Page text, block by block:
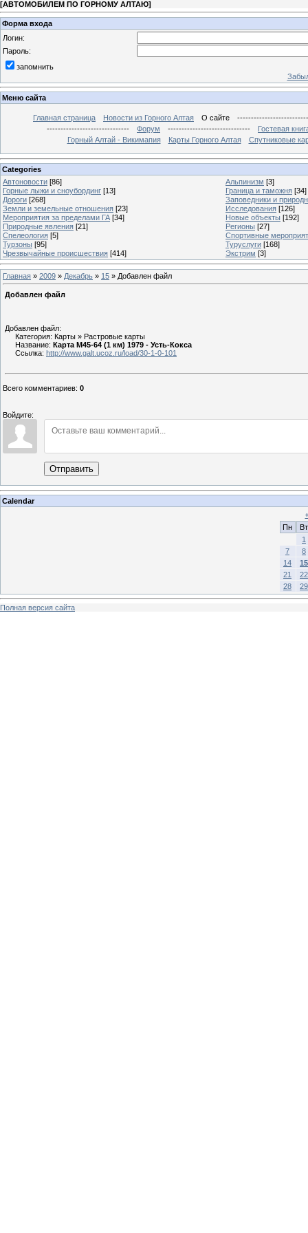
[АВТОМОБИЛЕМ ПО ГОРНОМУ АЛТАЮ]
Форма входа
Логин:
Пароль:
запомнить
Меню сайта
Главная страница Новости из Горного Алтая О сайте
------------------------------
Форум ------------------------------
Гостевая
Горный Алтай - Викимапия
Карты Горного Алтая Спутниковые
Categories
Автоновости [86] Альпинизм [3]
Горные лыжи и сноубординг [13] Граница и таможня [34]
Дороги [268]
Заповедники и
Земли и земельные отношения [23] Исследования [126]
Мероприятия за пределами ГА [34] Новые объекты [192]
Природные явления [21] Регионы [27]
Спелеология [5]
Спортивные
Турзоны [95] Туруслуги [168]
Чрезвычайные происшествия [414] Экстрим [3]
Главная » 2009 » Декабрь » 15 » Добавлен файл
Добавлен файл
Добавлен файл:
Категория: Карты » Растровые карты
Название: Карта М45-64 (1 км) 1979 - Усть-Кокса
Ссылка: http://www.galt.ucoz.ru/load/30-1-0-101
Всего комментариев: 0
Войдите:
Отправить
Calendar
Пн
Вт
1
7
8
14
15
21
22
28
29
Полная версия сайта